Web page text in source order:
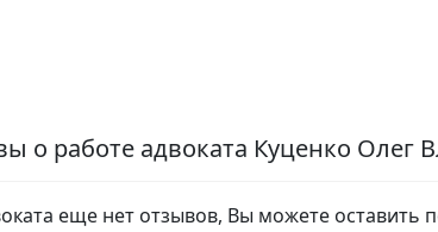
о работе адвоката Куценко Олег
еще нет отзывов, Вы можете оставить